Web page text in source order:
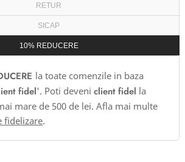
RETUR
SICAP
10% REDUCERE
la toate comenzile in baza
fidel'. Poti deveni client fidel la
mare de 500 de lei. Afla mai multe
fidelizare.